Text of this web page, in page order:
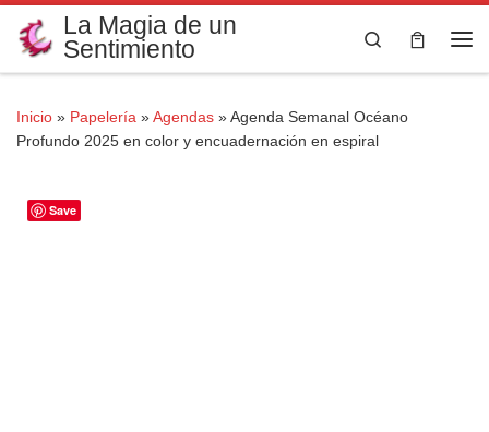
Saltar al contenido
La Magia de un
Sentimiento
Search
Inicio » Papelería »Agendas »Agenda Semanal Océano
Profundo 2025 en color y encuadernación en espiral
Save